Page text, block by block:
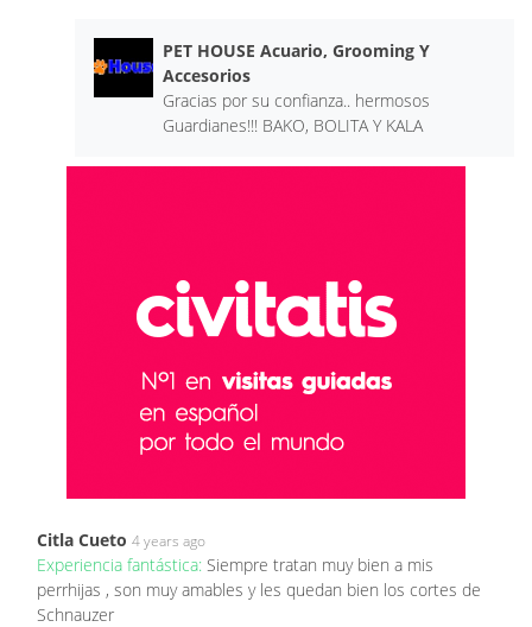
PET HOUSE Acuario, Grooming Y
Accesorios
Gracias por su confianza.. hermosos
Guardianes!!! BAKO, BOLITA Y KALA
Citla Cueto 4 years ago
Experiencia fantástica: Siempre tratan muy bien a mis
perrhijas , son muy amables y les quedan bien los cortes de
Schnauzer